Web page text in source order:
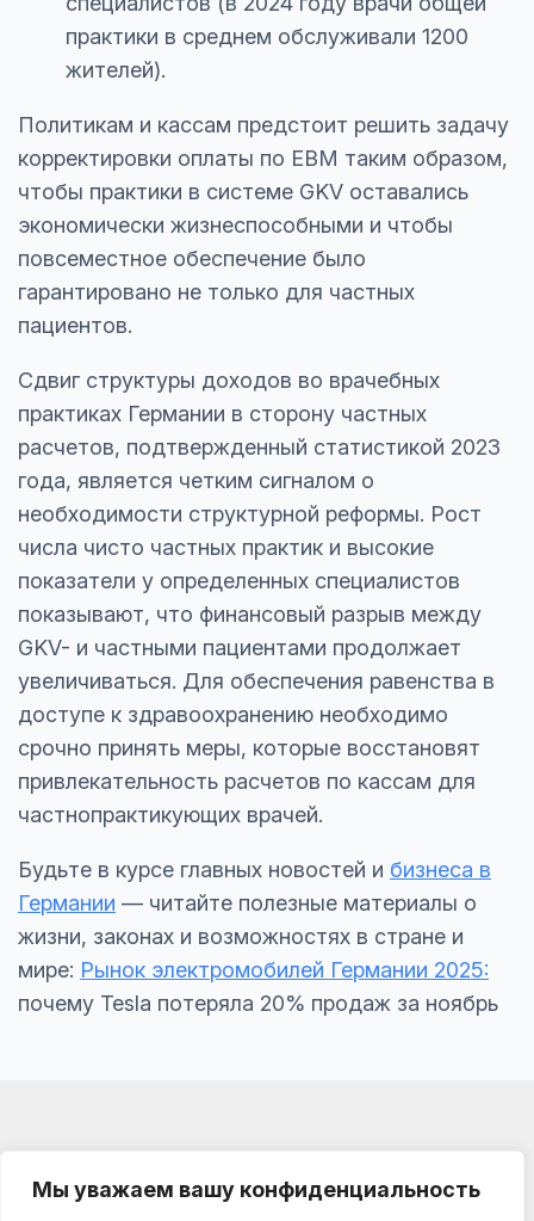
Мы уважаем вашу конфиденциальность
практики в среднем обслуживали 1200
жителей).
Политикам и кассам предстоит решить задачу
корректировки оплаты по EBM таким образом,
чтобы практики в системе GKV оставались
экономически жизнеспособными и чтобы
повсеместное обеспечение было
гарантировано не только для частных
пациентов.
Сдвиг структуры доходов во врачебных
практиках Германии в сторону частных
расчетов, подтвержденный статистикой 2023
года, является четким сигналом о
необходимости структурной реформы. Рост
числа чисто частных практик и высокие
показатели у определенных специалистов
показывают, что финансовый разрыв между
GKV- и частными пациентами продолжает
увеличиваться. Для обеспечения равенства в
доступе к здравоохранению необходимо
срочно принять меры, которые восстановят
привлекательность расчетов по кассам для
частнопрактикующих врачей.
Будьте в курсе главных новостей и бизнеса в
Германии — читайте полезные материалы о
жизни, законах и возможностях в стране и
мире: Рынок электромобилей Германии 2025:
почему Tesla потеряла 20% продаж за ноябрь